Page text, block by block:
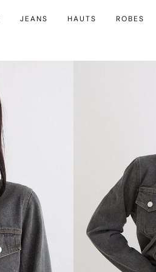
JEANS HAUTS ROBES